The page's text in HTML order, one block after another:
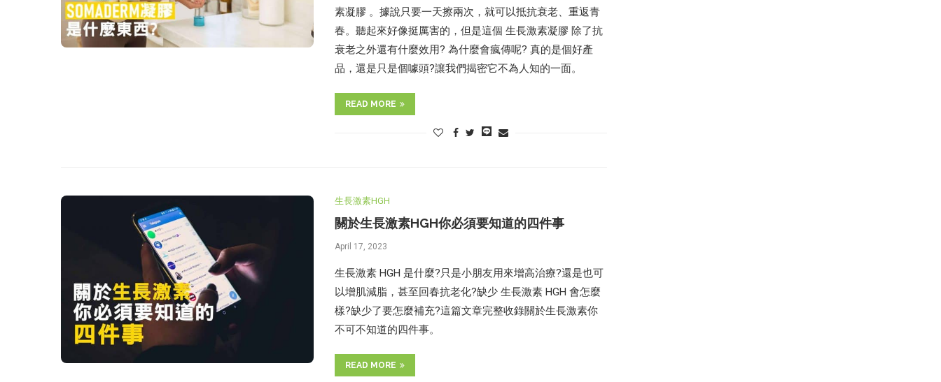
素凝膠 。據說只要一天擦兩次，就可以抵抗衰老、重返青
春。聽起來好像挺厲害的，但是這個 生長激素凝膠 除了抗
衰老之外還有什麼效用? 為什麼會瘋傳呢? 真的是個好產
品，還是只是個噱頭?讓我們揭密它不為人知的一面。
READ MORE
生長激素HGH
關於生長激素HGH你必須要知道的四件事
April 17, 2023
生長激素 HGH 是什麼?只是小朋友用來增高治療?還是也可
以增肌減脂，甚至回春抗老化?缺少 生長激素 HGH 會怎麼
樣?缺少了要怎麼補充?這篇文章完整收錄關於生長激素你
不可不知道的四件事。
READ MORE